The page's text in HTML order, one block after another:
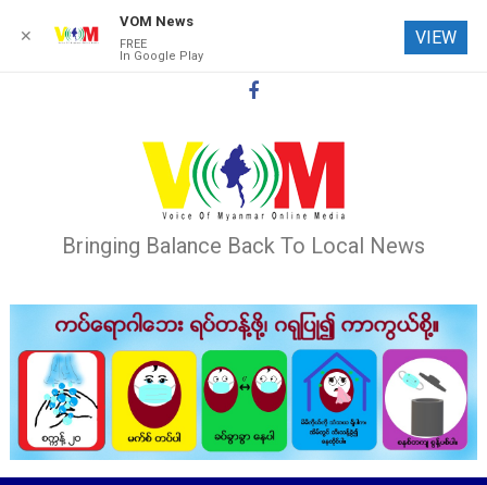
Bringing Balance Back To Local News
✕
VOM News
FREE
In Google Play
VIEW